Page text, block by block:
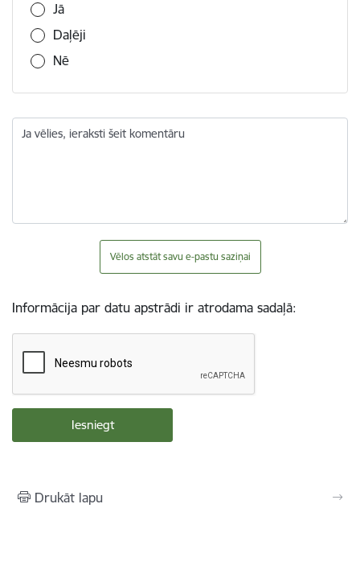
Jā
Daļēji
Nē
Ja vēlies, ieraksti šeit komentāru
Vēlos atstāt savu e-pastu saziņai
Informācija par datu apstrādi ir atrodama sadaļā:
Drukāt lapu